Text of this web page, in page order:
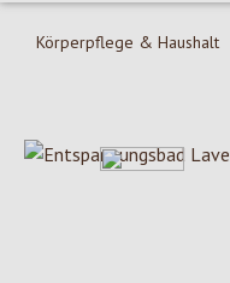
Körperpflege & Haushalt
Bildergalerie überspringen